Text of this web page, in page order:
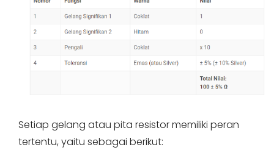
Setiap gelang atau pita resistor memiliki peran
tertentu, yaitu sebagai berikut: